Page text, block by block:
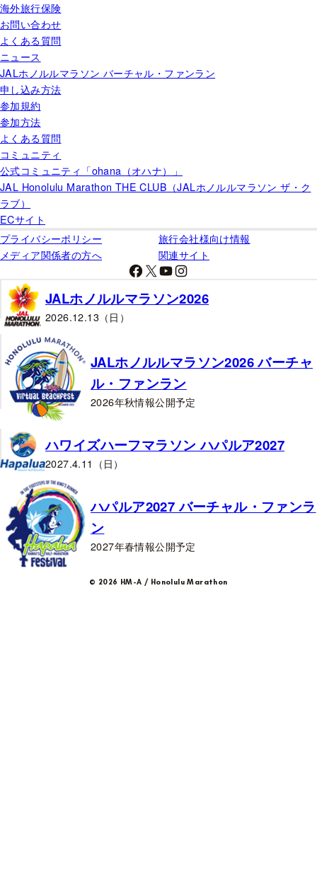
海外旅行保険
お問い合わせ
よくある質問
ニュース
JALホノルルマラソン バーチャル・ファンラン
申し込み方法
参加規約
参加方法
よくある質問
コミュニティ
公式コミュニティ「ohana（オハナ）」
JAL Honolulu Marathon THE CLUB（JALホノルルマラソン ザ・ク
ラブ）
ECサイト
プライバシーポリシー
旅行会社様向け情報
メディア関係者の方へ
関連サイト
Facebook
X YouTube
Instagram
JALホノルルマラソン2026
2026.12.13（日）
JALホノルルマラソン2026 バーチャ
ル・ファンラン
2026年秋情報公開予定
ハワイズハーフマラソン ハパルア2027
2027.4.11（日）
ハパルア2027 バーチャル・ファンラ
ン
2027年春情報公開予定
© 2026 HM-A / Honolulu Marathon